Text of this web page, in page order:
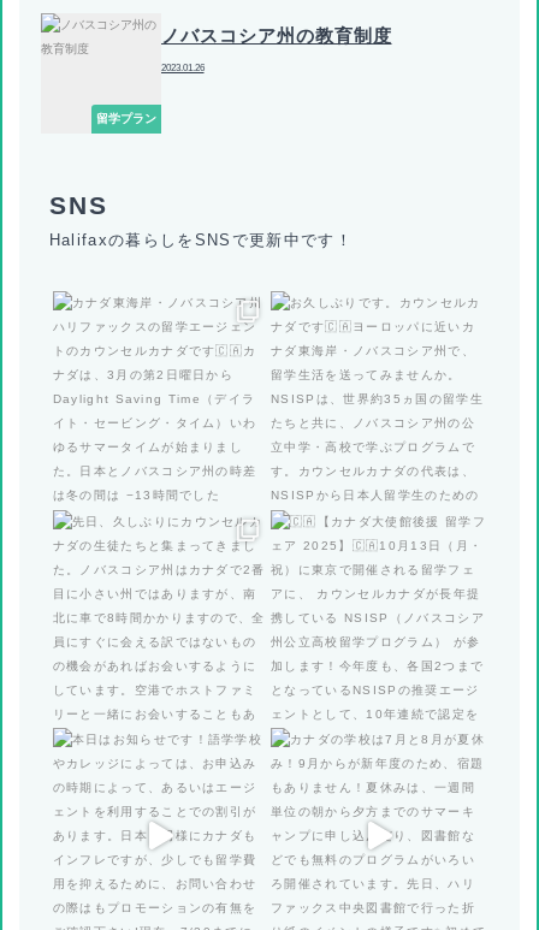
留学プラン
ノバスコシア州の教育制度
2023.01.26
Halifaxの暮らしをSNSで更新中です！